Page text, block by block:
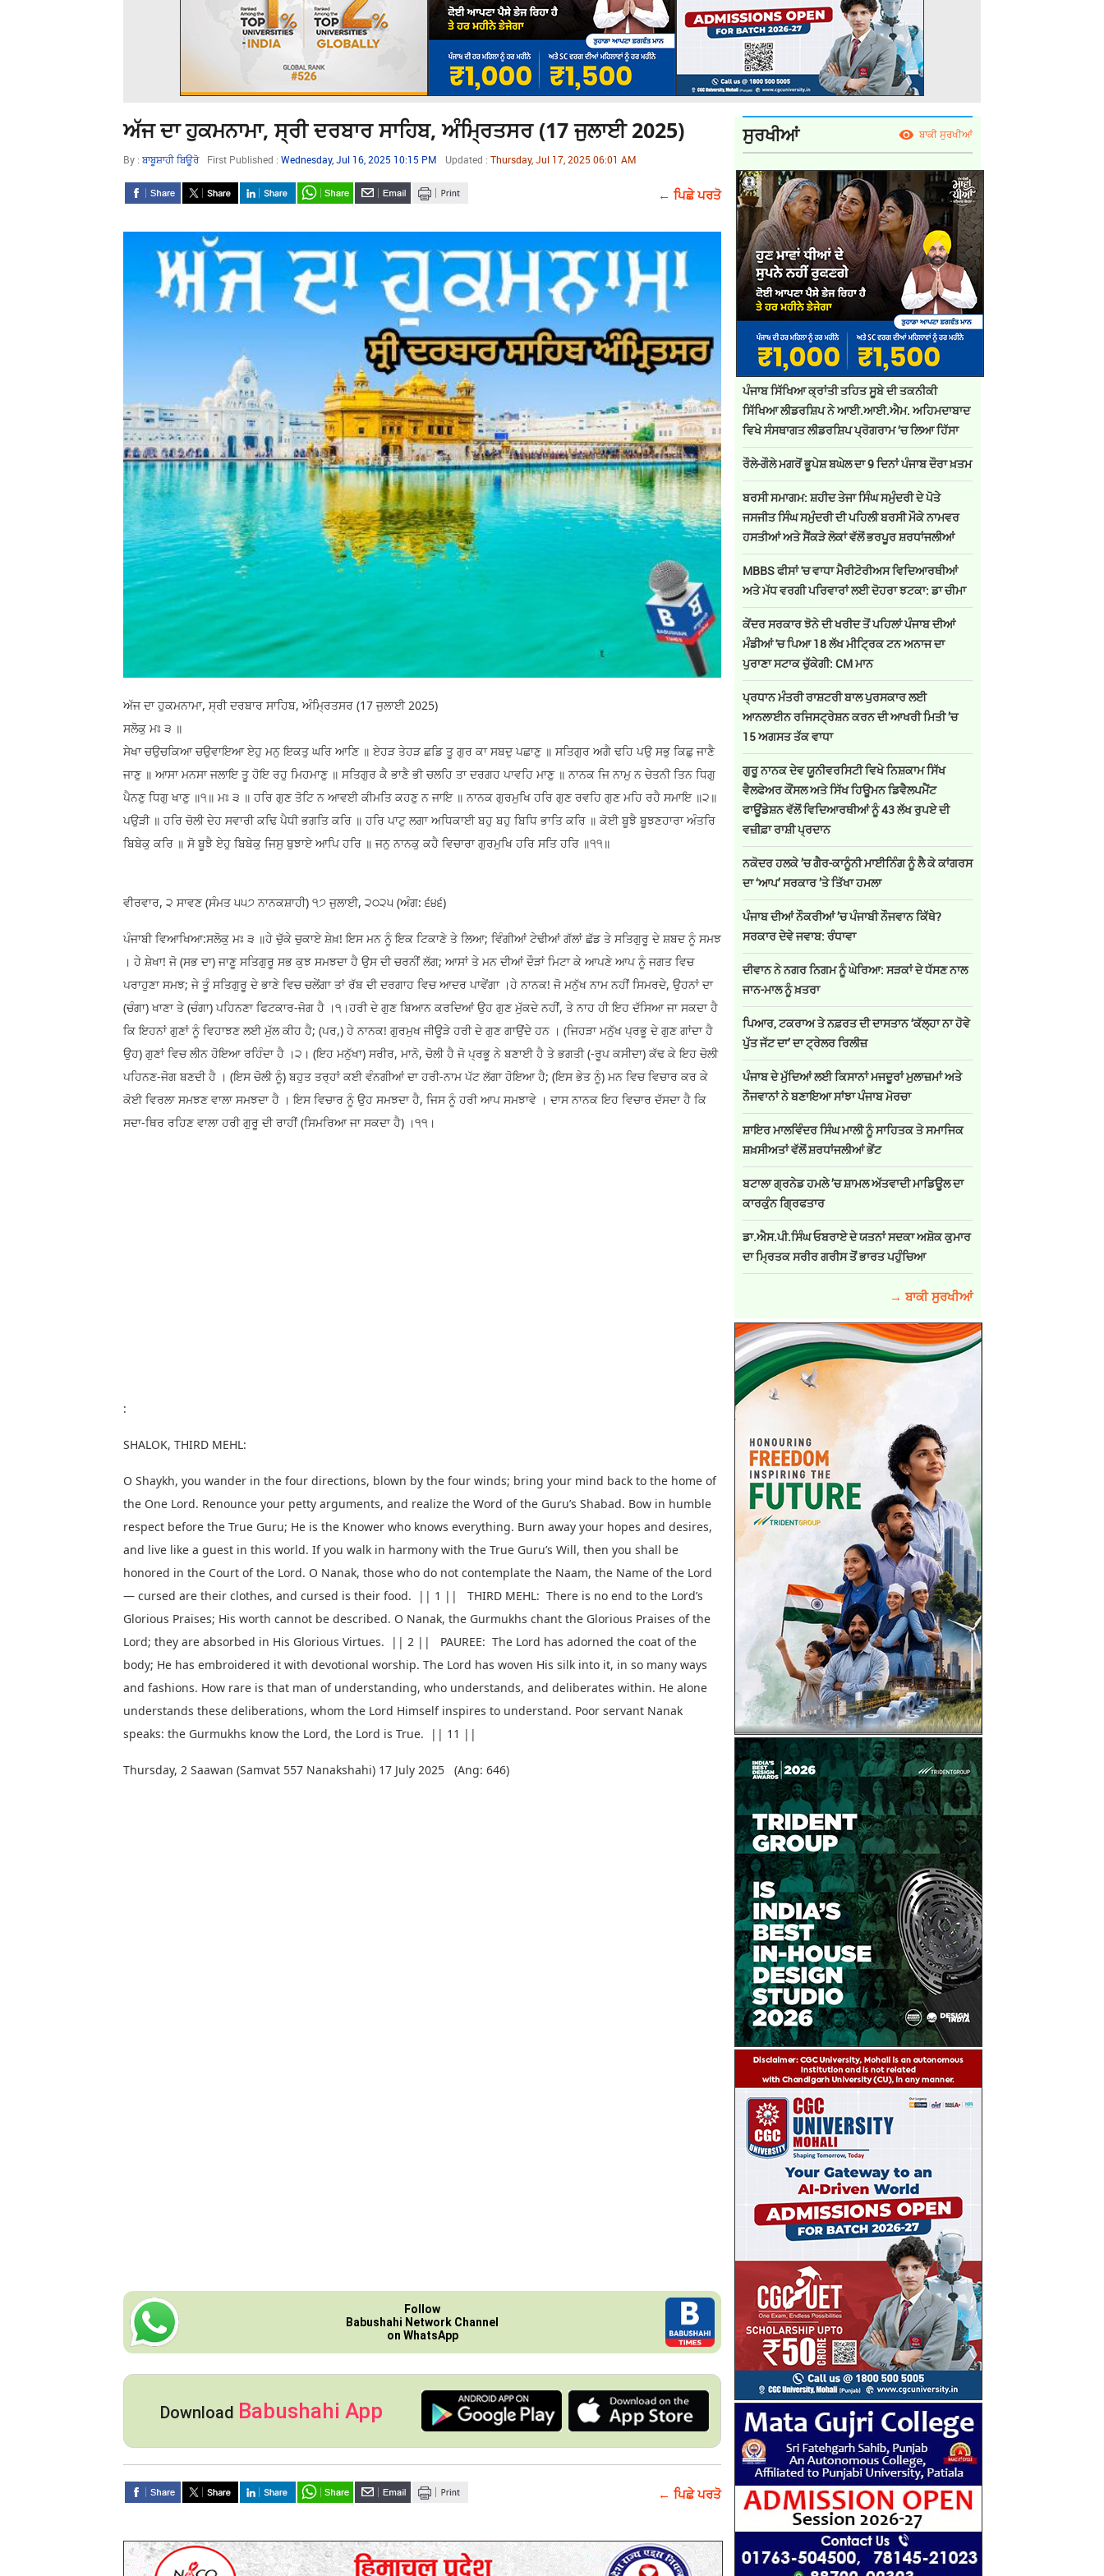
ਅੱਜ ਦਾ ਹੁਕਮਨਾਮਾ, ਸ੍ਰੀ ਦਰਬਾਰ ਸਾਹਿਬ, ਅੰਮ੍ਰਿਤਸਰ (17 ਜੁਲਾਈ 2025)
By : ਬਾਬੂਸ਼ਾਹੀ ਬਿਊਰੋ First Published : Wednesday, Jul 16, 2025 10:15 PM Updated : Thursday, Jul 17, 2025 06:01 AM
← ਪਿਛੇ ਪਰਤੋ
ਅੱਜ ਦਾ ਹੁਕਮਨਾਮਾ, ਸ੍ਰੀ ਦਰਬਾਰ ਸਾਹਿਬ, ਅੰਮ੍ਰਿਤਸਰ (17 ਜੁਲਾਈ 2025)
ਸਲੋਕੁ ਮਃ ੩ ॥
ਸੇਖਾ ਚਉਚਕਿਆ ਚਉਵਾਇਆ ਏਹੁ ਮਨੁ ਇਕਤੁ ਘਰਿ ਆਣਿ ॥ ਏਹੜ ਤੇਹੜ ਛਡਿ ਤੂ ਗੁਰ ਕਾ ਸਬਦੁ ਪਛਾਣੁ ॥ ਸਤਿਗੁਰ ਅਗੈ ਢਹਿ ਪਉ ਸਭੁ ਕਿਛੁ ਜਾਣੈ
ਜਾਣੁ ॥ ਆਸਾ ਮਨਸਾ ਜਲਾਇ ਤੂ ਹੋਇ ਰਹੁ ਮਿਹਮਾਣੁ ॥ ਸਤਿਗੁਰ ਕੈ ਭਾਣੈ ਭੀ ਚਲਹਿ ਤਾ ਦਰਗਹ ਪਾਵਹਿ ਮਾਣੁ ॥ ਨਾਨਕ ਜਿ ਨਾਮੁ ਨ ਚੇਤਨੀ ਤਿਨ ਧਿਗੁ
ਪੈਨਣੁ ਧਿਗੁ ਖਾਣੁ ॥੧॥ ਮਃ ੩ ॥ ਹਰਿ ਗੁਣ ਤੋਟਿ ਨ ਆਵਈ ਕੀਮਤਿ ਕਹਣੁ ਨ ਜਾਇ ॥ ਨਾਨਕ ਗੁਰਮੁਖਿ ਹਰਿ ਗੁਣ ਰਵਹਿ ਗੁਣ ਮਹਿ ਰਹੈ ਸਮਾਇ ॥੨॥
ਪਉੜੀ ॥ ਹਰਿ ਚੋਲੀ ਦੇਹ ਸਵਾਰੀ ਕਢਿ ਪੈਧੀ ਭਗਤਿ ਕਰਿ ॥ ਹਰਿ ਪਾਟੁ ਲਗਾ ਅਧਿਕਾਈ ਬਹੁ ਬਹੁ ਬਿਧਿ ਭਾਤਿ ਕਰਿ ॥ ਕੋਈ ਬੂਝੈ ਬੂਝਣਹਾਰਾ ਅੰਤਰਿ
ਬਿਬੇਕੁ ਕਰਿ ॥ ਸੋ ਬੂਝੈ ਏਹੁ ਬਿਬੇਕੁ ਜਿਸੁ ਬੁਝਾਏ ਆਪਿ ਹਰਿ ॥ ਜਨੁ ਨਾਨਕੁ ਕਹੈ ਵਿਚਾਰਾ ਗੁਰਮੁਖਿ ਹਰਿ ਸਤਿ ਹਰਿ ॥੧੧॥
ਵੀਰਵਾਰ, ੨ ਸਾਵਣ (ਸੰਮਤ ੫੫੭ ਨਾਨਕਸ਼ਾਹੀ) ੧੭ ਜੁਲਾਈ, ੨੦੨੫ (ਅੰਗ: ੬੪੬)
ਪੰਜਾਬੀ ਵਿਆਖਿਆ:ਸਲੋਕੁ ਮਃ ੩ ॥ਹੇ ਚੁੱਕੇ ਚੁਕਾਏ ਸ਼ੇਖ਼! ਇਸ ਮਨ ਨੂੰ ਇਕ ਟਿਕਾਣੇ ਤੇ ਲਿਆ; ਵਿੰਗੀਆਂ ਟੇਢੀਆਂ ਗੱਲਾਂ ਛੱਡ ਤੇ ਸਤਿਗੁਰੂ ਦੇ ਸ਼ਬਦ ਨੂੰ ਸਮਝ
। ਹੇ ਸ਼ੇਖਾ! ਜੋ (ਸਭ ਦਾ) ਜਾਣੂ ਸਤਿਗੁਰੂ ਸਭ ਕੁਝ ਸਮਝਦਾ ਹੈ ਉਸ ਦੀ ਚਰਨੀਂ ਲੱਗ; ਆਸਾਂ ਤੇ ਮਨ ਦੀਆਂ ਦੌੜਾਂ ਮਿਟਾ ਕੇ ਆਪਣੇ ਆਪ ਨੂੰ ਜਗਤ ਵਿਚ
ਪਰਾਹੁਣਾ ਸਮਝ; ਜੇ ਤੂੰ ਸਤਿਗੁਰੂ ਦੇ ਭਾਣੇ ਵਿਚ ਚਲੇਂਗਾ ਤਾਂ ਰੱਬ ਦੀ ਦਰਗਾਹ ਵਿਚ ਆਦਰ ਪਾਵੇਂਗਾ ।ਹੇ ਨਾਨਕ! ਜੋ ਮਨੁੱਖ ਨਾਮ ਨਹੀਂ ਸਿਮਰਦੇ, ਉਹਨਾਂ ਦਾ
(ਚੰਗਾ) ਖਾਣਾ ਤੇ (ਚੰਗਾ) ਪਹਿਨਣਾ ਫਿਟਕਾਰ-ਜੋਗ ਹੈ ।੧।ਹਰੀ ਦੇ ਗੁਣ ਬਿਆਨ ਕਰਦਿਆਂ ਉਹ ਗੁਣ ਮੁੱਕਦੇ ਨਹੀਂ, ਤੇ ਨਾਹ ਹੀ ਇਹ ਦੱਸਿਆ ਜਾ ਸਕਦਾ ਹੈ
ਕਿ ਇਹਨਾਂ ਗੁਣਾਂ ਨੂੰ ਵਿਹਾਝਣ ਲਈ ਮੁੱਲ ਕੀਹ ਹੈ; (ਪਰ,) ਹੇ ਨਾਨਕ! ਗੁਰਮੁਖ ਜੀਊੜੇ ਹਰੀ ਦੇ ਗੁਣ ਗਾਉਂਦੇ ਹਨ । (ਜਿਹੜਾ ਮਨੁੱਖ ਪ੍ਰਭੂ ਦੇ ਗੁਣ ਗਾਂਦਾ ਹੈ
ਉਹ) ਗੁਣਾਂ ਵਿਚ ਲੀਨ ਹੋਇਆ ਰਹਿੰਦਾ ਹੈ ।੨। (ਇਹ ਮਨੁੱਖਾ) ਸਰੀਰ, ਮਾਨੋ, ਚੋਲੀ ਹੈ ਜੋ ਪ੍ਰਭੂ ਨੇ ਬਣਾਈ ਹੈ ਤੇ ਭਗਤੀ (-ਰੂਪ ਕਸੀਦਾ) ਕੱਢ ਕੇ ਇਹ ਚੋਲੀ
ਪਹਿਨਣ-ਜੋਗ ਬਣਦੀ ਹੈ । (ਇਸ ਚੋਲੀ ਨੂੰ) ਬਹੁਤ ਤਰ੍ਹਾਂ ਕਈ ਵੰਨਗੀਆਂ ਦਾ ਹਰੀ-ਨਾਮ ਪੱਟ ਲੱਗਾ ਹੋਇਆ ਹੈ; (ਇਸ ਭੇਤ ਨੂੰ) ਮਨ ਵਿਚ ਵਿਚਾਰ ਕਰ ਕੇ
ਕੋਈ ਵਿਰਲਾ ਸਮਝਣ ਵਾਲਾ ਸਮਝਦਾ ਹੈ । ਇਸ ਵਿਚਾਰ ਨੂੰ ਉਹ ਸਮਝਦਾ ਹੈ, ਜਿਸ ਨੂੰ ਹਰੀ ਆਪ ਸਮਝਾਵੇ । ਦਾਸ ਨਾਨਕ ਇਹ ਵਿਚਾਰ ਦੱਸਦਾ ਹੈ ਕਿ
ਸਦਾ-ਥਿਰ ਰਹਿਣ ਵਾਲਾ ਹਰੀ ਗੁਰੂ ਦੀ ਰਾਹੀਂ (ਸਿਮਰਿਆ ਜਾ ਸਕਦਾ ਹੈ) ।੧੧।
:
SHALOK, THIRD MEHL:
O Shaykh, you wander in the four directions, blown by the four winds; bring your mind back to the home of
the One Lord. Renounce your petty arguments, and realize the Word of the Guru’s Shabad. Bow in humble
respect before the True Guru; He is the Knower who knows everything. Burn away your hopes and desires,
and live like a guest in this world. If you walk in harmony with the True Guru’s Will, then you shall be
honored in the Court of the Lord. O Nanak, those who do not contemplate the Naam, the Name of the Lord
— cursed are their clothes, and cursed is their food. || 1 || THIRD MEHL: There is no end to the Lord’s
Glorious Praises; His worth cannot be described. O Nanak, the Gurmukhs chant the Glorious Praises of the
Lord; they are absorbed in His Glorious Virtues. || 2 || PAUREE: The Lord has adorned the coat of the
body; He has embroidered it with devotional worship. The Lord has woven His silk into it, in so many ways
and fashions. How rare is that man of understanding, who understands, and deliberates within. He alone
understands these deliberations, whom the Lord Himself inspires to understand. Poor servant Nanak
speaks: the Gurmukhs know the Lord, the Lord is True. || 11 ||
Thursday, 2 Saawan (Samvat 557 Nanakshahi) 17 July 2025 (Ang: 646)
Follow
Babushahi Network Channel
on WhatsApp
Download Babushahi App
← ਪਿਛੇ ਪਰਤੋ
ਸੁਰਖੀਆਂ ਬਾਕੀ ਸੁਰਖੀਆਂ
ਪੰਜਾਬ ਸਿੱਖਿਆ ਕ੍ਰਾਂਤੀ ਤਹਿਤ ਸੂਬੇ ਦੀ ਤਕਨੀਕੀ
ਸਿੱਖਿਆ ਲੀਡਰਸ਼ਿਪ ਨੇ ਆਈ.ਆਈ.ਐਮ. ਅਹਿਮਦਾਬਾਦ
ਵਿਖੇ ਸੰਸਥਾਗਤ ਲੀਡਰਸ਼ਿਪ ਪ੍ਰੋਗਰਾਮ ‘ਚ ਲਿਆ ਹਿੱਸਾ
ਰੌਲੇ-ਗੌਲੇ ਮਗਰੋਂ ਭੂਪੇਸ਼ ਬਘੇਲ ਦਾ 9 ਦਿਨਾਂ ਪੰਜਾਬ ਦੌਰਾ ਖ਼ਤਮ
ਬਰਸੀ ਸਮਾਗਮ: ਸ਼ਹੀਦ ਤੇਜਾ ਸਿੰਘ ਸਮੁੰਦਰੀ ਦੇ ਪੋਤੇ
ਜਸਜੀਤ ਸਿੰਘ ਸਮੁੰਦਰੀ ਦੀ ਪਹਿਲੀ ਬਰਸੀ ਮੌਕੇ ਨਾਮਵਰ
ਹਸਤੀਆਂ ਅਤੇ ਸੈਂਕੜੇ ਲੋਕਾਂ ਵੱਲੋਂ ਭਰਪੂਰ ਸ਼ਰਧਾਂਜਲੀਆਂ
MBBS ਫੀਸਾਂ 'ਚ ਵਾਧਾ ਮੈਰੀਟੋਰੀਅਸ ਵਿਦਿਆਰਥੀਆਂ
ਅਤੇ ਮੱਧ ਵਰਗੀ ਪਰਿਵਾਰਾਂ ਲਈ ਦੋਹਰਾ ਝਟਕਾ: ਡਾ ਚੀਮਾ
ਕੇਂਦਰ ਸਰਕਾਰ ਝੋਨੇ ਦੀ ਖਰੀਦ ਤੋਂ ਪਹਿਲਾਂ ਪੰਜਾਬ ਦੀਆਂ
ਮੰਡੀਆਂ 'ਚ ਪਿਆ 18 ਲੱਖ ਮੀਟ੍ਰਿਕ ਟਨ ਅਨਾਜ ਦਾ
ਪੁਰਾਣਾ ਸਟਾਕ ਚੁੱਕੇਗੀ: CM ਮਾਨ
ਪ੍ਰਧਾਨ ਮੰਤਰੀ ਰਾਸ਼ਟਰੀ ਬਾਲ ਪੁਰਸਕਾਰ ਲਈ
ਆਨਲਾਈਨ ਰਜਿਸਟ੍ਰੇਸ਼ਨ ਕਰਨ ਦੀ ਆਖਰੀ ਮਿਤੀ ’ਚ
15 ਅਗਸਤ ਤੱਕ ਵਾਧਾ
ਗੁਰੂ ਨਾਨਕ ਦੇਵ ਯੂਨੀਵਰਸਿਟੀ ਵਿਖੇ ਨਿਸ਼ਕਾਮ ਸਿੱਖ
ਵੈਲਫੇਅਰ ਕੌਂਸਲ ਅਤੇ ਸਿੱਖ ਹਿਊਮਨ ਡਿਵੈਲਪਮੈਂਟ
ਫਾਊਂਡੇਸ਼ਨ ਵੱਲੋਂ ਵਿਦਿਆਰਥੀਆਂ ਨੂੰ 43 ਲੱਖ ਰੁਪਏ ਦੀ
ਵਜ਼ੀਫ਼ਾ ਰਾਸ਼ੀ ਪ੍ਰਦਾਨ
ਨਕੋਦਰ ਹਲਕੇ ’ਚ ਗੈਰ-ਕਾਨੂੰਨੀ ਮਾਈਨਿੰਗ ਨੂੰ ਲੈ ਕੇ ਕਾਂਗਰਸ
ਦਾ ‘ਆਪ’ ਸਰਕਾਰ ’ਤੇ ਤਿੱਖਾ ਹਮਲਾ
ਪੰਜਾਬ ਦੀਆਂ ਨੌਕਰੀਆਂ ’ਚ ਪੰਜਾਬੀ ਨੌਜਵਾਨ ਕਿੱਥੇ?
ਸਰਕਾਰ ਦੇਵੇ ਜਵਾਬ: ਰੰਧਾਵਾ
ਦੀਵਾਨ ਨੇ ਨਗਰ ਨਿਗਮ ਨੂੰ ਘੇਰਿਆ: ਸੜਕਾਂ ਦੇ ਧੱਸਣ ਨਾਲ
ਜਾਨ-ਮਾਲ ਨੂੰ ਖ਼ਤਰਾ
ਪਿਆਰ, ਟਕਰਾਅ ਤੇ ਨਫ਼ਰਤ ਦੀ ਦਾਸਤਾਨ ‘ਕੱਲ੍ਹਾ ਨਾ ਹੋਵੇ
ਪੁੱਤ ਜੱਟ ਦਾ’ ਦਾ ਟ੍ਰੇਲਰ ਰਿਲੀਜ਼
ਪੰਜਾਬ ਦੇ ਮੁੱਦਿਆਂ ਲਈ ਕਿਸਾਨਾਂ ਮਜਦੂਰਾਂ ਮੁਲਾਜ਼ਮਾਂ ਅਤੇ
ਨੌਜਵਾਨਾਂ ਨੇ ਬਣਾਇਆ ਸਾਂਝਾ ਪੰਜਾਬ ਮੋਰਚਾ
ਸ਼ਾਇਰ ਮਾਲਵਿੰਦਰ ਸਿੰਘ ਮਾਲੀ ਨੂੰ ਸਾਹਿਤਕ ਤੇ ਸਮਾਜਿਕ
ਸ਼ਖ਼ਸੀਅਤਾਂ ਵੱਲੋਂ ਸ਼ਰਧਾਂਜਲੀਆਂ ਭੇਂਟ
ਬਟਾਲਾ ਗ੍ਰਨੇਡ ਹਮਲੇ ’ਚ ਸ਼ਾਮਲ ਅੱਤਵਾਦੀ ਮਾਡਿਊਲ ਦਾ
ਕਾਰਕੁੰਨ ਗ੍ਰਿਫਤਾਰ
ਡਾ.ਐਸ.ਪੀ.ਸਿੰਘ ਓਬਰਾਏ ਦੇ ਯਤਨਾਂ ਸਦਕਾ ਅਸ਼ੋਕ ਕੁਮਾਰ
ਦਾ ਮ੍ਰਿਤਕ ਸਰੀਰ ਗਰੀਸ ਤੋਂ ਭਾਰਤ ਪਹੁੰਚਿਆ
→ ਬਾਕੀ ਸੁਰਖੀਆਂ